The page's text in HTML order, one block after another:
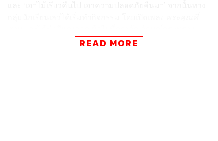
ศึกษาธิการและกองไม้เรียว ก่อนที่จะรวมตัวในชุดนักเรียน
และนั่งไว้อาลัยประมาณ 5 นาที จึงยุติการทำกิจกรรมและ
READ MORE